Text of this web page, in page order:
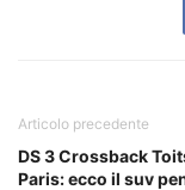
Articolo precedente
DS 3 Crossback
Paris: ecco il suv